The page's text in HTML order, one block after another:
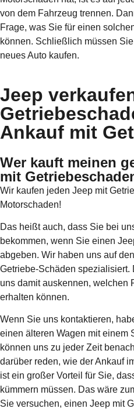
von dem Fahrzeug trennen.
Frage, was Sie für einen
können. Schließlich müssen
neues Auto kaufen.
Jeep
Ankauf mit
Wer kauft meinen
mit
Wir kaufen jeden Jeep mit
Motorschaden!
Das heißt auch, dass Sie bei
bekommen, wenn Sie einen
abgeben. Wir haben uns auf
Getriebe-Schäden spezialisiert.
uns damit auskennen, welchen
erhalten können.
Wenn Sie uns kontaktieren,
einen älteren Wagen mit einem
können uns zu jeder Zeit
darüber reden, wie der Ankauf
ist ein großer Vorteil für Sie,
kümmern müssen. Das wäre
Sie versuchen, einen Jeep mit